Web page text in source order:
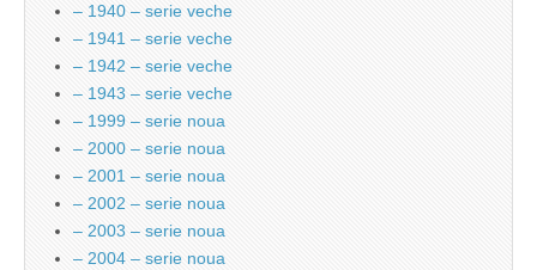
– 1940 – serie veche
– 1941 – serie veche
– 1942 – serie veche
– 1943 – serie veche
– 1999 – serie noua
– 2000 – serie noua
– 2001 – serie noua
– 2002 – serie noua
– 2003 – serie noua
– 2004 – serie noua